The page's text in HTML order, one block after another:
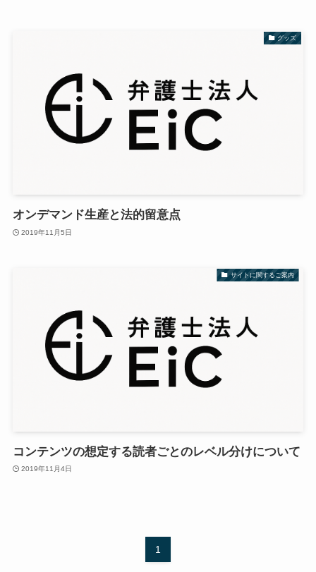
グッズ
オンデマンド生産と法的留意点
2019年11月5日
サイトに関するご案内
コンテンツの想定する読者ごとのレベル分けについて
2019年11月4日
1